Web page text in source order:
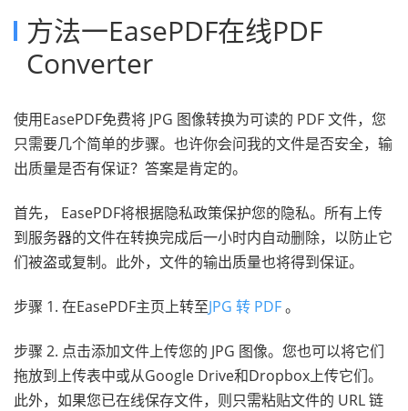
方法一EasePDF在线PDF
Converter
使用EasePDF免费将 JPG 图像转换为可读的 PDF 文件，您
只需要几个简单的步骤。也许你会问我的文件是否安全，输
出质量是否有保证？答案是肯定的。
首先， EasePDF将根据隐私政策保护您的隐私。所有上传
到服务器的文件在转换完成后一小时内自动删除，以防止它
们被盗或复制。此外，文件的输出质量也将得到保证。
步骤 1. 在EasePDF主页上转至JPG 转 PDF。
步骤 2. 点击添加文件上传您的 JPG 图像。您也可以将它们
拖放到上传表中或从Google Drive和Dropbox上传它们。
此外，如果您已在线保存文件，则只需粘贴文件的 URL 链